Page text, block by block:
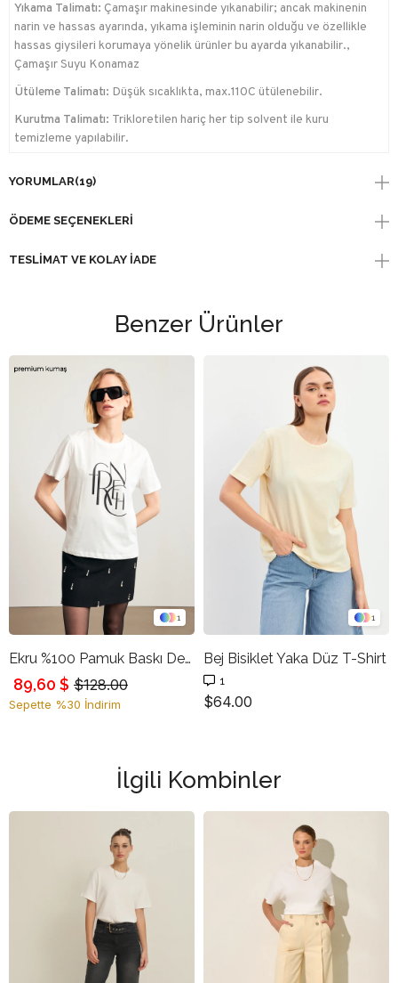
Yıkama Talimatı: Çamaşır makinesinde yıkanabilir; ancak makinenin
narin ve hassas ayarında, yıkama işleminin narin olduğu ve özellikle
hassas giysileri korumaya yönelik ürünler bu ayarda yıkanabilir.,
Çamaşır Suyu Konamaz
Ütüleme Talimatı: Düşük sıcaklıkta, max.110C ütülenebilir.
Kurutma Talimatı: Trikloretilen hariç her tip solvent ile kuru
temizleme yapılabilir.
YORUMLAR(19)
ÖDEME SEÇENEKLERI
TESLIMAT VE KOLAY İADE
Benzer Ürünler
1
Ekru %100 Pamuk Baskı Detaylı Bisiklet Yaka Kısa Kollu T-Shirt
$128.00
89,60 $
Sepette %30 İndirim
1
Bej Bisiklet Yaka Düz T-Shirt
1
$64.00
İlgili Kombinler